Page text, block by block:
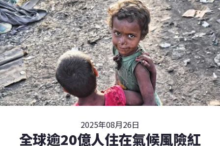
2025年08月26日
全球逾20億人住在氣候風險紅